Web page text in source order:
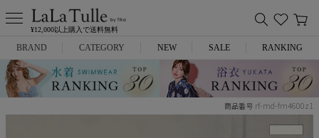
¥12,000以上購入で送料無料
BRAND
Anella
CATEGORY
ミニドレス
NEW SALE RANKING
商品番号 rf-md-fm4600z1